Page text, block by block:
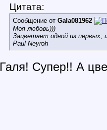
Цитата:
Сообщение от Gala081962
Моя любовь)))
Зацветает одной из первых,
Paul Neyroh
Галя! Супер!! А